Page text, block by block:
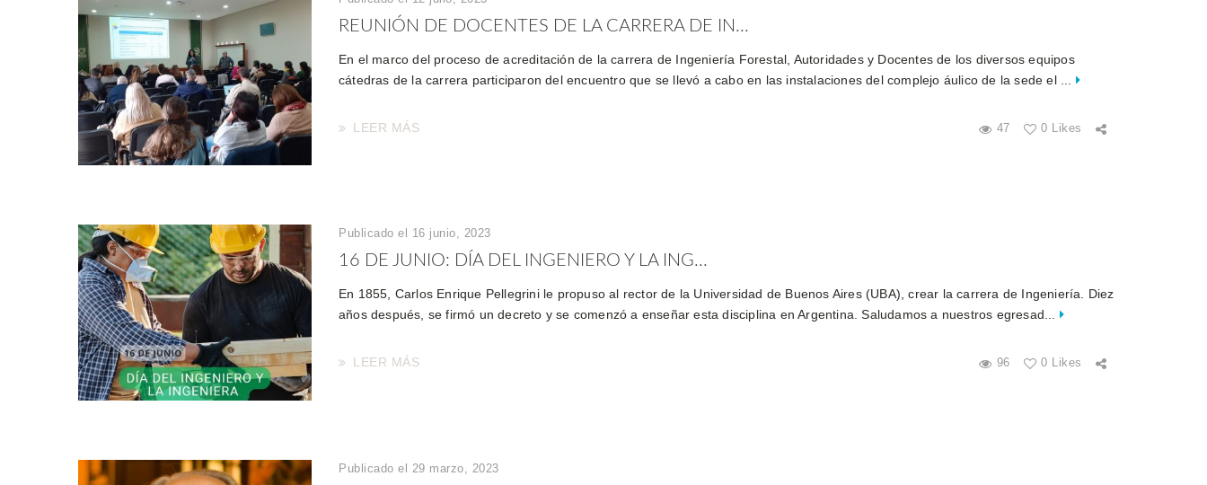
REUNIÓN DE DOCENTES DE LA CARRERA DE IN...
En el marco del proceso de acreditación de la carrera de Ingeniería Forestal, Autoridades y Docentes de los diversos equipos
cátedras de la carrera participaron del encuentro que se llevó a cabo en las instalaciones del complejo áulico de la sede el ...
47 0 Likes
LEER MÁS
Publicado el 16 junio, 2023
16 DE JUNIO: DÍA DEL INGENIERO Y LA ING...
En 1855, Carlos Enrique Pellegrini le propuso al rector de la Universidad de Buenos Aires (UBA), crear la carrera de Ingeniería. Diez
años después, se firmó un decreto y se comenzó a enseñar esta disciplina en Argentina. Saludamos a nuestros egresad...
96 0 Likes
LEER MÁS
Publicado el 29 marzo, 2023